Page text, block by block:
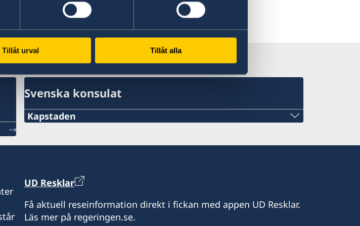
Tillåt urval Tillåt alla
04 aug. 2026, 14.24
Svenska konsulat
Kapstaden
Innovation City Cape Town
UD Resklar
Få aktuell reseinformation direkt i fickan med appen UD Resklar.
Läs mer på regeringen.se.